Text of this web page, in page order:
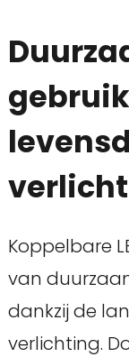
Koppelbare
van
dankzij de
verlichting.